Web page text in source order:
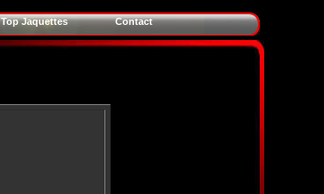
Top Jaquettes Contact